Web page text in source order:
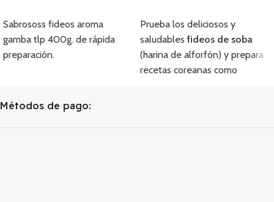
Sabrososs fideos aroma
gamba tlp 400g. de rápida
preparación.
Prueba los deliciosos y
saludables fideos de soba
(harina de alforfón) y prepara
recetas coreanas como
prepara una deliciosa sopa con
Métodos de pago: